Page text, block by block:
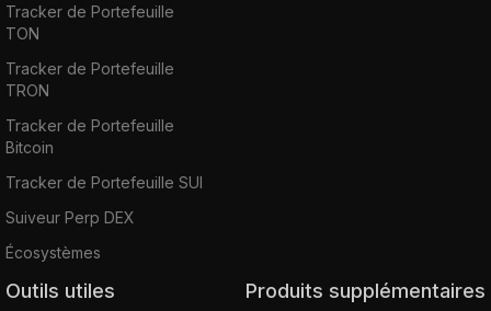
Tracker de Portefeuille
TON
Tracker de Portefeuille
TRON
Tracker de Portefeuille
Bitcoin
Tracker de Portefeuille SUI
Suiveur Perp DEX
Écosystèmes
Outils utiles Produits supplémentaires